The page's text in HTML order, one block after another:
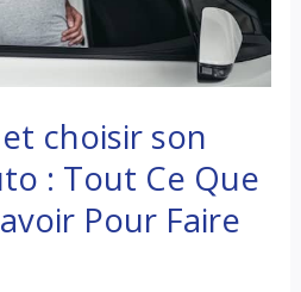
choisir son
: Tout Ce Que
Pour Faire